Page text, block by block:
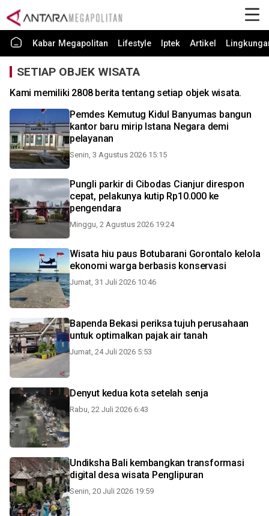
Kabar Megapolitan Lifestyle Iptek Artikel
SETIAP OBJEK WISATA
Kami memiliki 2808 berita tentang setiap objek wisata.
Pemdes Kemutug Kidul Banyumas bangun
kantor baru mirip Istana Negara demi
pelayanan
Senin, 3 Agustus 2026 15:15
Pungli parkir di Cibodas Cianjur direspon
cepat, pelakunya kutip Rp10.000 ke
pengendara
Minggu, 2 Agustus 2026 19:24
Wisata hiu paus Botubarani Gorontalo kelola
ekonomi warga berbasis konservasi
Jumat, 31 Juli 2026 10:46
Bapenda Bekasi periksa tujuh perusahaan
untuk optimalkan pajak air tanah
Jumat, 24 Juli 2026 5:53
Denyut kedua kota setelah senja
Rabu, 22 Juli 2026 6:43
Undiksha Bali kembangkan transformasi
digital desa wisata Penglipuran
Senin, 20 Juli 2026 19:59